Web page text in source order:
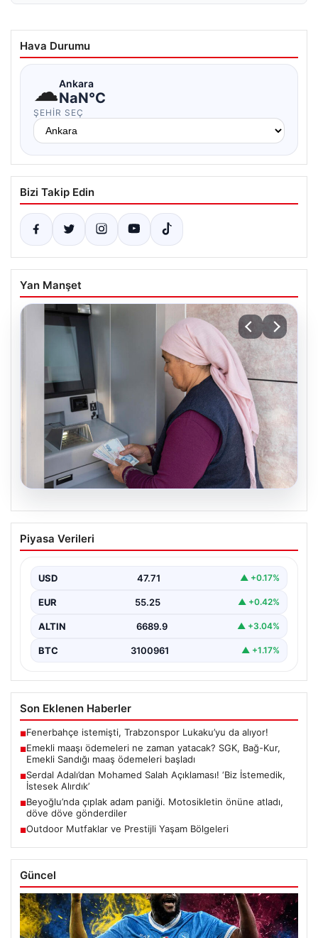
Hava Durumu
☁Ankara
NaN°C
ŞEHIR SEÇ
Bizi Takip Edin
Yan Manşet
Emekli maaşı ödemeleri ne zaman
yatacak? SGK, Bağ-Kur, Emekli Sandığı
Piyasa Verileri
USD 47.71 ▲ +0.17%
EUR 55.25 ▲ +0.42%
ALTIN 6689.9 ▲ +3.04%
BTC 3100961 ▲ +1.17%
Son Eklenen Haberler
■Fenerbahçe istemişti, Trabzonspor Lukaku’yu da alıyor!
■Emekli maaşı ödemeleri ne zaman yatacak? SGK, Bağ-Kur,
Emekli Sandığı maaş ödemeleri başladı
■Serdal Adalı’dan Mohamed Salah Açıklaması! ‘Biz İstemedik,
İstesek Alırdık’
■Beyoğlu’nda çıplak adam paniği. Motosikletin önüne atladı,
döve döve gönderdiler
■Outdoor Mutfaklar ve Prestijli Yaşam Bölgeleri
Güncel